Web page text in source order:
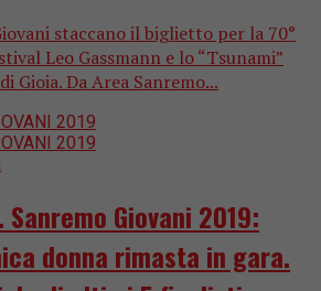
staccano il biglietto per la 70°
Leo Gassmann e lo “Tsunami”
Gioia. Da Area Sanremo...
Sanremo Giovani 2019:
donna rimasta in gara.